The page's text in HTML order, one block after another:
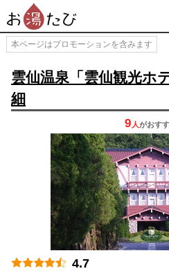
本ページはプロモーションを含みます
雲仙温泉「雲仙観光ホ
細
9 人がおす
4.7